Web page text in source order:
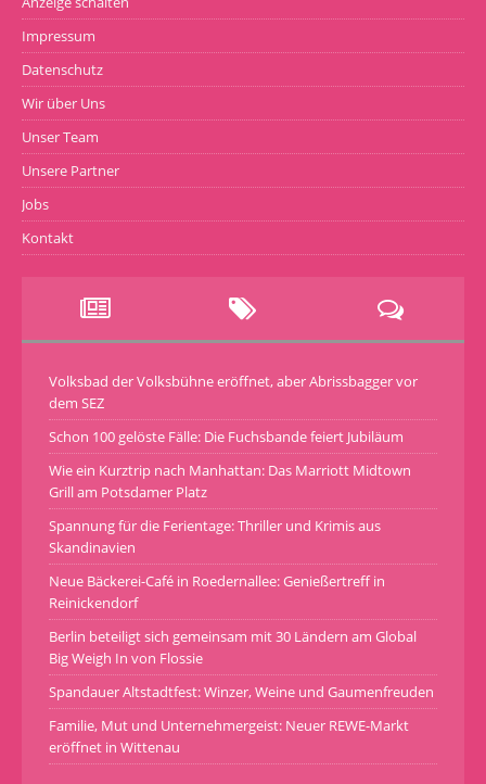
Impressum
Datenschutz
Wir über Uns
Unser Team
Unsere Partner
Jobs
Kontakt
Volksbad der Volksbühne eröffnet, aber Abrissbagger vor
dem SEZ
Schon 100 gelöste Fälle: Die Fuchsbande feiert Jubiläum
Wie ein Kurztrip nach Manhattan: Das Marriott Midtown
Grill am Potsdamer Platz
Spannung für die Ferientage: Thriller und Krimis aus
Skandinavien
Neue Bäckerei-Café in Roedernallee: Genießertreff in
Reinickendorf
Berlin beteiligt sich gemeinsam mit 30 Ländern am Global
Big Weigh In von Flossie
Spandauer Altstadtfest: Winzer, Weine und Gaumenfreuden
Familie, Mut und Unternehmergeist: Neuer REWE-Markt
eröffnet in Wittenau